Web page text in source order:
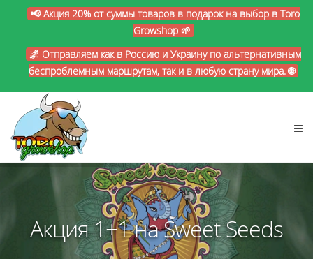
📢 Акция 20% от суммы товаров в подарок на выбор в Toro
Growshop 🌱
🌌 Отправляем как в Россию и Украину по альтернативным
беспроблемным маршрутам, так и в любую страну мира. 🌐
Акция 1+1 на Sweet Seeds